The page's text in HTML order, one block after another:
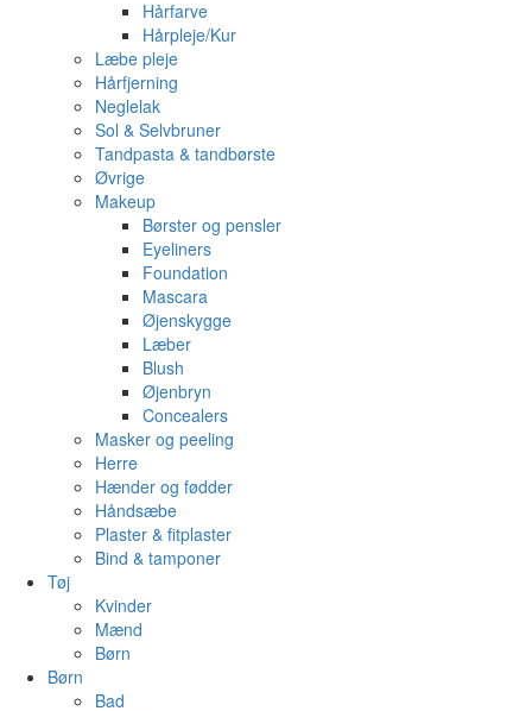
Hårfarve
Hårpleje/Kur
Læbe pleje
Hårfjerning
Neglelak
Sol & Selvbruner
Tandpasta & tandbørste
Øvrige
Makeup
Børster og pensler
Eyeliners
Foundation
Mascara
Øjenskygge
Læber
Blush
Øjenbryn
Concealers
Masker og peeling
Herre
Hænder og fødder
Håndsæbe
Plaster & fitplaster
Bind & tamponer
Tøj
Kvinder
Mænd
Børn
Børn
Bad